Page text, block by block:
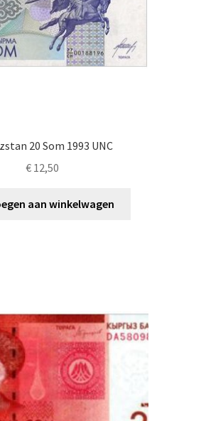
20 Som 1993 UNC
€12,50
aan winkelwagen